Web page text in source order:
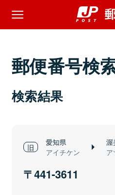
郵便番号検
検索結果
愛知県
アイチケン
渥
441-3611